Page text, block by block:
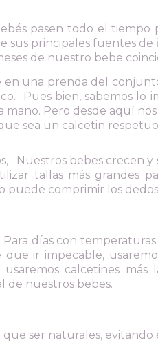
pasen todo el tiempo
sus principales fuentes de
de nuestro bebe
en una prenda del
Pues bien, sabemos lo
mano. Pero desde aquí
sea un calcetin
Nuestros bebes crecen y
tallas más grandes
puede comprimir los
días con temperaturas
que ir impecable,
calcetines
de nuestros bebes.
que ser naturales,